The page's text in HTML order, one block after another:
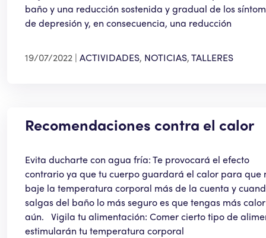
baño y una reducción sostenida y gradual de los
de depresión y, en consecuencia, una reducción
19/07/2022 ACTIVIDADES, NOTICIAS,TALLERES
Recomendaciones contra el calor
Evita ducharte con agua fría: Te provocará el efecto
contrario ya que tu cuerpo guardará el calor para que
baje la temperatura corporal más de la cuenta y
salgas del baño lo más seguro es que tengas más calor
aún. Vigila tu alimentación: Comer cierto tipo de
estimularán tu temperatura corporal